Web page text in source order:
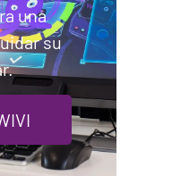
una
su